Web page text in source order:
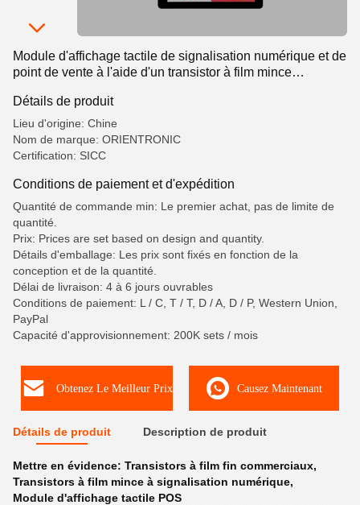
Module d'affichage tactile de signalisation numérique et de
point de vente à l'aide d'un transistor à film mince
segmenté
Détails de produit
Lieu d'origine: Chine
Nom de marque: ORIENTRONIC
Certification: SICC
Conditions de paiement et d'expédition
Quantité de commande min: Le premier achat, pas de limite de
quantité.
Prix: Prices are set based on design and quantity.
Détails d'emballage: Les prix sont fixés en fonction de la
conception et de la quantité.
Délai de livraison: 4 à 6 jours ouvrables
Conditions de paiement: L / C, T / T, D / A, D / P, Western Union,
PayPal
Capacité d'approvisionnement: 200K sets / mois
Obtenez Le Meilleur Prix Causez Maintenant
Détails de produit Description de produit
Mettre en évidence: Transistors à film fin commerciaux,
Transistors à film mince à signalisation numérique,
Module d'affichage tactile POS